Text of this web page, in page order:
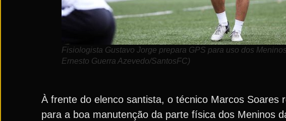
Fisiologista Gustavo Jorge prepara GPS para uso dos
Ernesto Guerra Azevedo/SantosFC)
À frente do elenco santista, o técnico Marcos
para a boa manutenção da parte física dos Meninos